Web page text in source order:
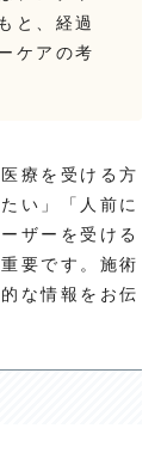
と、経過
ケアの考
療を受ける方
い」「人前に
ザーを受ける
要です。施術
な情報をお伝